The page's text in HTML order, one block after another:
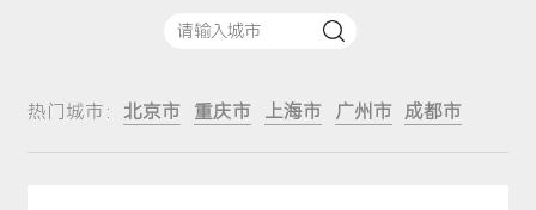
热门城市：北京市 重庆市 上海市 广州市 成都市